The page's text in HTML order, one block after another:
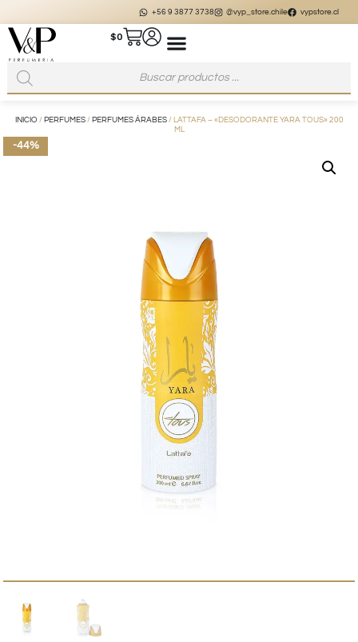
+56 9 3877 3738 @vyp_store.chile vypstore.cl
$0
INICIO / PERFUMES/ PERFUMES ÁRABES/ LATTAFA – «DESODORANTE YARA TOUS» 200
ML
-44%